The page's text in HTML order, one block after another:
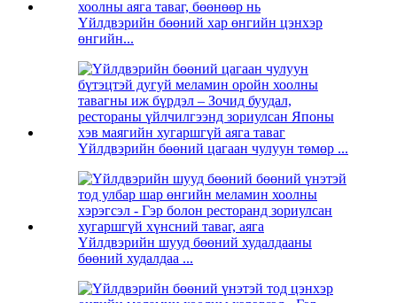
Үйлдвэрийн бөөний хар өнгийн цэнхэр
өнгийн...
Үйлдвэрийн бөөний цагаан чулуун төмөр ...
Үйлдвэрийн шууд бөөний худалдааны
бөөний худалдаа ...